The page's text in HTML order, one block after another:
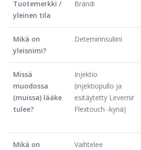
Tuotemerkki /
yleinen tila
Brändi
Mikä on
yleisnimi?
Detemirinsuliini
Missä
muodossa
(muissa) lääke
tulee?
Injektio
(injektiopullo ja
esitäytetty Levemir
Flextouch -kynä)
Mikä on
Vaihtelee